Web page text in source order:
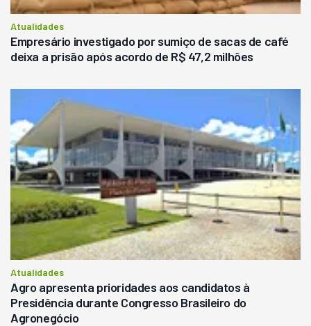
Atualidades
Empresário investigado por sumiço de sacas de café
deixa a prisão após acordo de R$ 47,2 milhões
Atualidades
Agro apresenta prioridades aos candidatos à
Presidência durante Congresso Brasileiro do
Agronegócio